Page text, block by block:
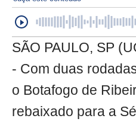
SÃO PAULO, SP
- Com duas
o Botafogo de
rebaixado para a